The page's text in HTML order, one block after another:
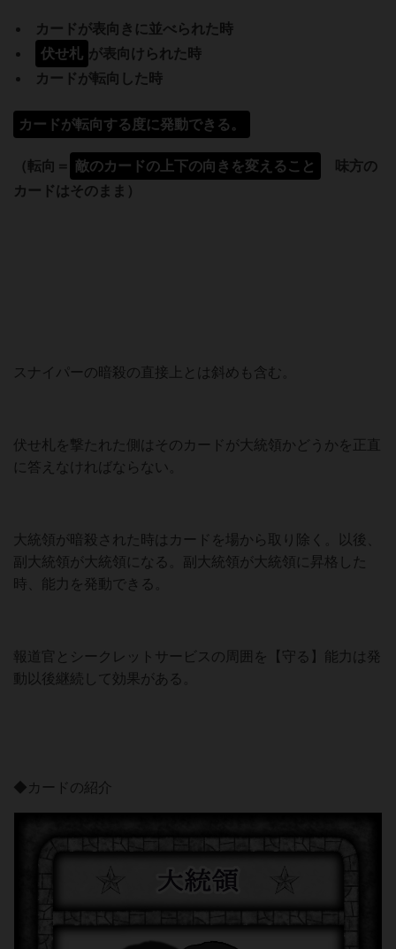
カードが表向きに並べられた時
伏せ札 が表向けられた時
カードが転向した時
カードが転向する度に発動できる。
（転向＝ 敵のカードの上下の向きを変えること
味方の
カードはそのまま）
スナイパーの暗殺の直接上とは斜めも含む。
伏せ札を撃たれた側はそのカードが大統領かどうかを正直
に答えなければならない。
大統領が暗殺された時はカードを場から取り除く。以後、
副大統領が大統領になる。副大統領が大統領に昇格した
時、能力を発動できる。
報道官とシークレットサービスの周囲を【守る】能力は発
動以後継続して効果がある。
◆カードの紹介